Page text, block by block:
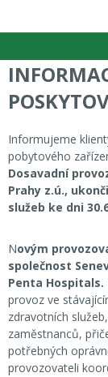
Informujeme
pobytového
Dosavadní
Prahy z.ú.,
služeb ke dni
Novým
společnost
Penta Hospitals.
provoz ve
zdravotních
zaměstnanců,
potřebných
provozovateli